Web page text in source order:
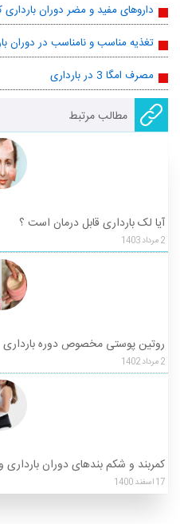
داروهای مفید و مضر دوران بارداری
تغذیه مناسب و نامناسب در دوران
مصرف امگا 3 در بارداری
مطالب مرتبط
آیا لک بارداری قابل درمان است ؟
2مرداد1403
روتین پوستی مخصوص دوره بارداری
2مرداد1402
کمربند و شکم بندهای دوران بارداری
17اسفند1400